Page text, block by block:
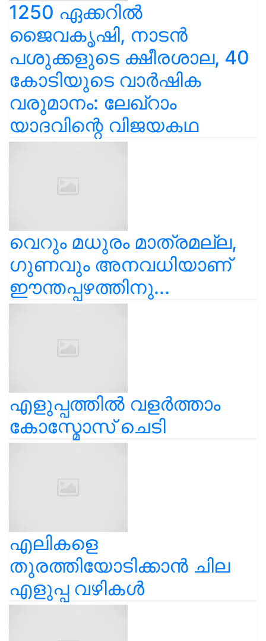
1250 ഏക്കറിൽ
ജൈവകൃഷി, നാടൻ
പശുക്കളുടെ ക്ഷീരശാല, 40
കോടിയുടെ വാർഷിക
വരുമാനം: ലേഖ്‌റാം
യാദവിന്റെ വിജയകഥ
വെറും മധുരം മാത്രമല്ല,
ഗുണവും അനവധിയാണ്
ഈന്തപ്പഴത്തിനു...
എളുപ്പത്തിൽ വളർത്താം
കോസ്മോസ് ചെടി
എലികളെ
തുരത്തിയോടിക്കാൻ ചില
എളുപ്പ വഴികൾ